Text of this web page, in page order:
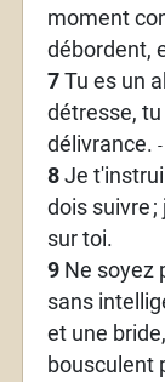
moment
débordent,
7Tu es un
détresse,
délivrance.
8Je
dois suivre ;
sur toi.
9Ne soyez
sans
et une
bousculent